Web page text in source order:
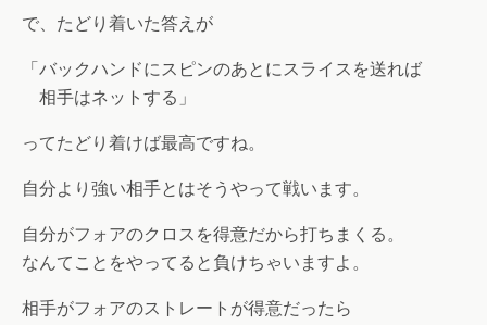
で、たどり着いた答えが
「バックハンドにスピンのあとにスライスを送れば
相手はネットする」
ってたどり着けば最高ですね。
自分より強い相手とはそうやって戦います。
自分がフォアのクロスを得意だから打ちまくる。
なんてことをやってると負けちゃいますよ。
相手がフォアのストレートが得意だったら